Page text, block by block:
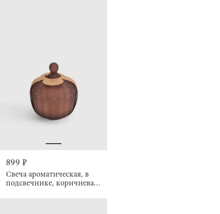
899 ₽
Свеча ароматическая, в
подсвечнике, коричневая,